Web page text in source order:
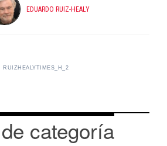
EDUARDO RUIZ-HEALY
RUIZHEALYTIMES_H_2
categoría